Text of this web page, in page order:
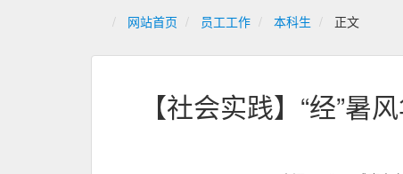
网站首页 员工工作 本科生 正文
【社会实践】“经”